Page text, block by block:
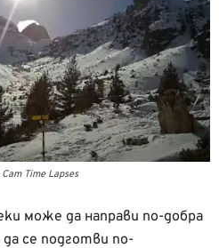
Time Lapses
може да направи по-добра
се подготви по-